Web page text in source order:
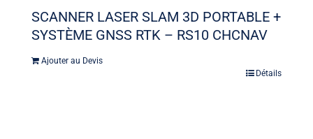
SCANNER LASER SLAM 3D PORTABLE +
SYSTÈME GNSS RTK – RS10 CHCNAV
Ajouter au Devis
Détails